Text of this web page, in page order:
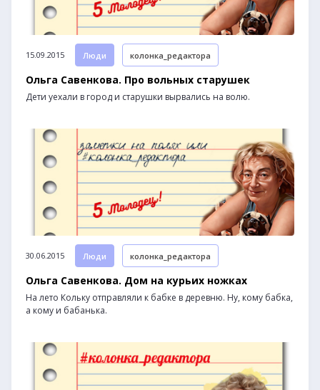
15.09.2015 Люди колонка_редактора
Ольга Савенкова. Про вольных старушек
Дети уехали в город и старушки вырвались на волю.
30.06.2015 Люди колонка_редактора
Ольга Савенкова. Дом на курьих ножках
На лето Кольку отправляли к бабке в деревню. Ну, кому бабка,
а кому и бабанька.